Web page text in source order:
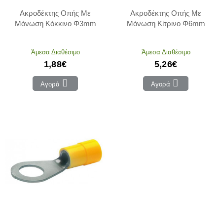
Ακροδέκτης Οπής Με
Μόνωση Κόκκινο Φ3mm
Άμεσα Διαθέσιμο
1,88€
Αγορά
Ακροδέκτης Οπής Με
Μόνωση Κίτρινο Φ6mm
Άμεσα Διαθέσιμο
5,26€
Αγορά